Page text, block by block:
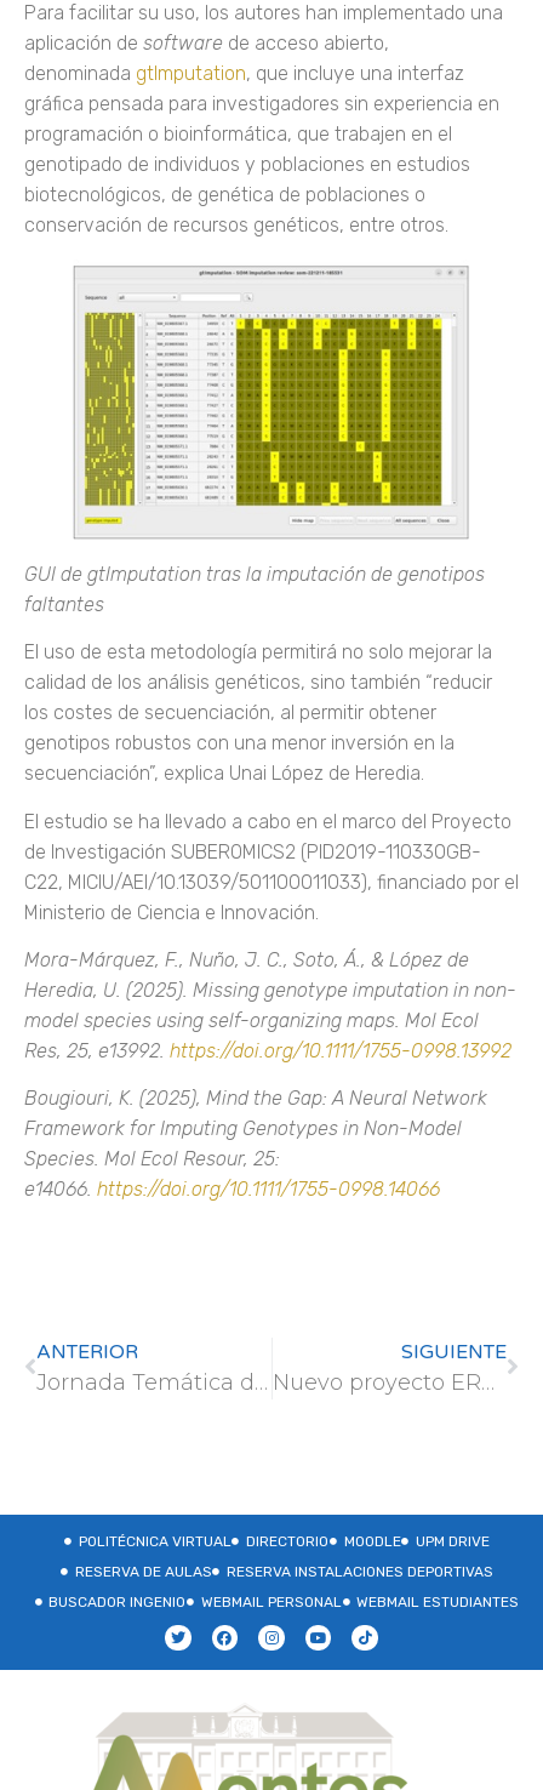
Para facilitar su uso, los autores han implementado una
aplicación de software de acceso abierto,
denominada gtImputation, que incluye una interfaz
gráfica pensada para investigadores sin experiencia en
programación o bioinformática, que trabajen en el
genotipado de individuos y poblaciones en estudios
biotecnológicos, de genética de poblaciones o
conservación de recursos genéticos, entre otros.
GUI de gtImputation tras la imputación de genotipos
faltantes
El uso de esta metodología permitirá no solo mejorar la
calidad de los análisis genéticos, sino también “reducir
los costes de secuenciación, al permitir obtener
genotipos robustos con una menor inversión en la
secuenciación”, explica Unai López de Heredia.
El estudio se ha llevado a cabo en el marco del Proyecto
de Investigación SUBEROMICS2 (PID2019-110330GB-
C22, MICIU/AEI/10.13039/501100011033), financiado por el
Ministerio de Ciencia e Innovación.
Mora-Márquez, F., Nuño, J. C., Soto, Á., & López de
Heredia, U. (2025). Missing genotype imputation in non-
model species using self-organizing maps. Mol Ecol
Res, 25, e13992. https://doi.org/10.1111/1755-0998.13992
Bougiouri, K. (2025), Mind the Gap: A Neural Network
Framework for Imputing Genotypes in Non-Model
Species. Mol Ecol Resour, 25:
e14066. https://doi.org/10.1111/1755-0998.14066
ANTERIOR
Jornada Temática de la Trucha Arcoiris
SIGUIENTE
Nuevo proyecto ERASMUS+ coordinado desde la Escuela (ETSI de Montes, Forestal y del Medio Natural – Lab. Hidrología)
POLITÉCNICA VIRTUAL DIRECTORIO MOODLE
UPM DRIVE
RESERVA DE AULAS
RESERVA INSTALACIONES DEPORTIVAS
BUSCADOR INGENIO
WEBMAIL PERSONAL WEBMAIL ESTUDIANTES